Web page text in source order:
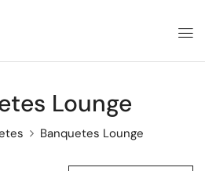
Lounge
Banquetes Lounge